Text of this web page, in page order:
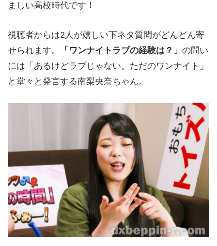
ましい高校時代です！
視聴者からは2人が嬉しい下ネタ質問がどんどん寄
せられます。
「ワンナイトラブの経験は？」 の問い
には「あるけどラブじゃない。ただのワンナイト」
と堂々と発言する南梨央奈ちゃん。